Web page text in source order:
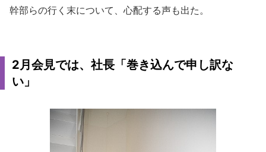
幹部らの行く末について、心配する声も出た。
2月会見では、社長「巻き込んで申し訳な
い」